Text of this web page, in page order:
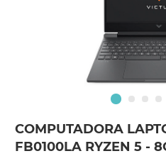
COMPUTADORA
FB0100LA RYZEN 5 -